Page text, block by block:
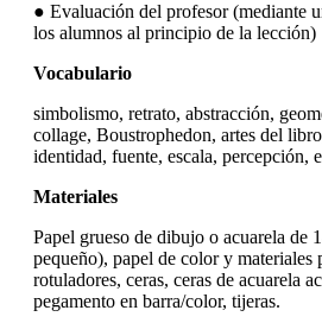
● Evaluación del profesor (mediante
los alumnos al principio de la lección)
Vocabulario
simbolismo, retrato, abstracción,
collage, Boustrophedon, artes del
identidad, fuente, escala, percepción,
Materiales
Papel grueso de dibujo o acuarela de
pequeño), papel de color y materiales
rotuladores, ceras, ceras de acuarela
pegamento en barra/color, tijeras.